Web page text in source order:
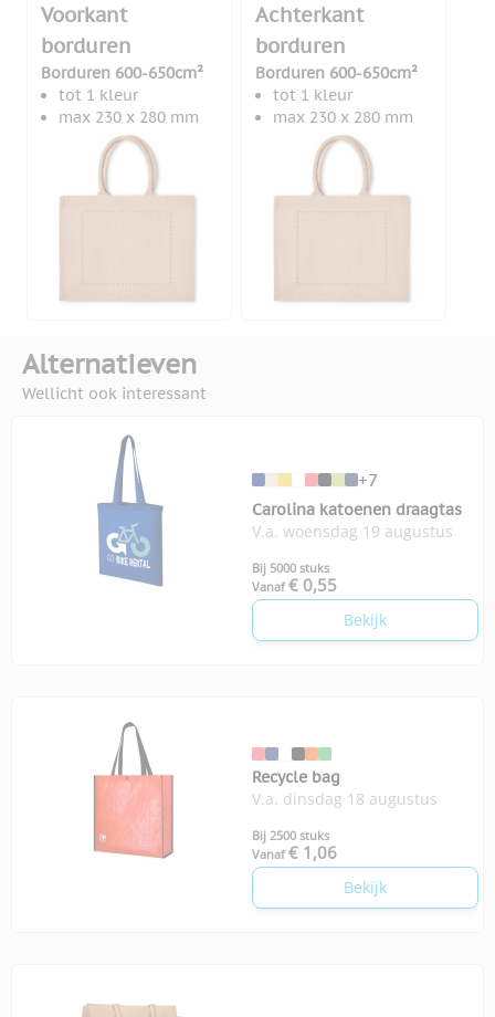
Voorkant
borduren
Borduren 600-650cm²
tot 1 kleur
max 230 x 280 mm
Achterkant
borduren
Borduren 600-650cm²
tot 1 kleur
max 230 x 280 mm
Alternatieven
Wellicht ook interessant
+7
Carolina katoenen draagtas
V.a. woensdag 19 augustus
Bij 5000 stuks
Vanaf € 0,55
Bekijk
Recycle bag
V.a. dinsdag 18 augustus
Bij 2500 stuks
Vanaf € 1,06
Bekijk